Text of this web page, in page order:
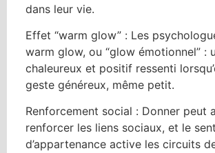
dans leur vie.
Effet “warm glow” : Les
warm glow, ou “glow émotionnel” :
chaleureux et positif ressenti
geste généreux, même petit.
Renforcement social : Donner peut
renforcer les liens sociaux, et le
d’appartenance active les circuits